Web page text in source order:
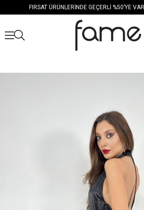
FIRSAT ÜRÜNLERİNDE GEÇERLİ %50’YE